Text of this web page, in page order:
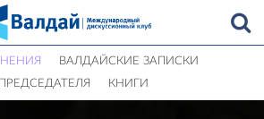
ВАЛДАЙСКИЕ ЗАПИСКИ
КНИГИ